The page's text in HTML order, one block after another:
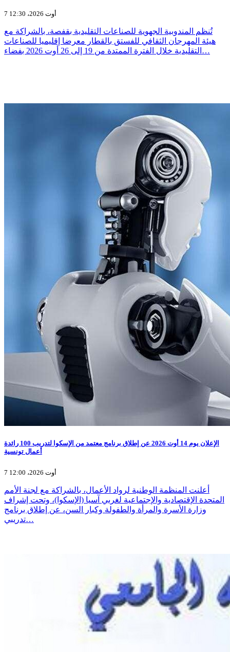
7 أوت 2026، 12:30
تُنظم المندوبية الجهوية للصناعات التقليدية بقفصة، بالشراكة مع
هيئة المهرجان الثقافي للفستق بالقطار معرضا إقليميا للصناعات
التقليدية خلال الفترة الممتدة من 19 إلى 26 أوت 2026 بفضاء…
الإعلان يوم 14 أوت 2026 عن إطلاق برنامج معتمد من الإسكوا لتدريب 100 رائدة
أعمال تونسية
7 أوت 2026، 12:00
أعلنت المنظمة الوطنية لرواد الأعمال، بالشراكة مع لجنة الأمم
المتحدة الإقتصادية والإجتماعية لغربي آسيا (الإسكوا)، وتحت إشراف
وزارة الأسرة والمرأة والطفولة وكبار السن، عن إطلاق برنامج
تدريبي…